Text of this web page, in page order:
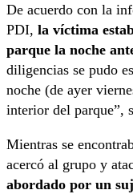
De acuerdo con la
PDI, la víctima
parque la noche
diligencias se pudo
noche (de ayer
interior del parque”,
Mientras se
acercó al grupo y
abordado por un